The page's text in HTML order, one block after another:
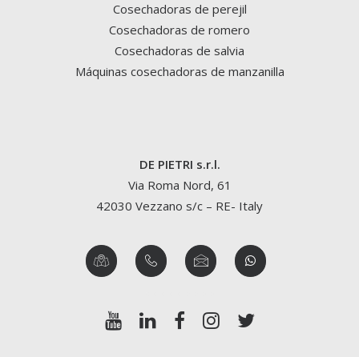
Cosechadoras de perejil
Cosechadoras de romero
Cosechadoras de salvia
Máquinas cosechadoras de manzanilla
DE PIETRI s.r.l.
Via Roma Nord, 61
42030 Vezzano s/c – RE- Italy